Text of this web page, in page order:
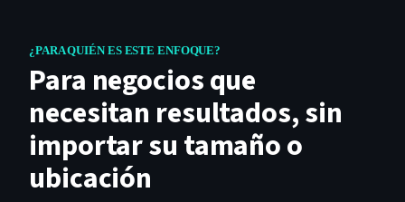
¿PARA QUIÉN ES ESTE ENFOQUE?
Para negocios que
necesitan resultados, sin
importar su tamaño o
ubicación